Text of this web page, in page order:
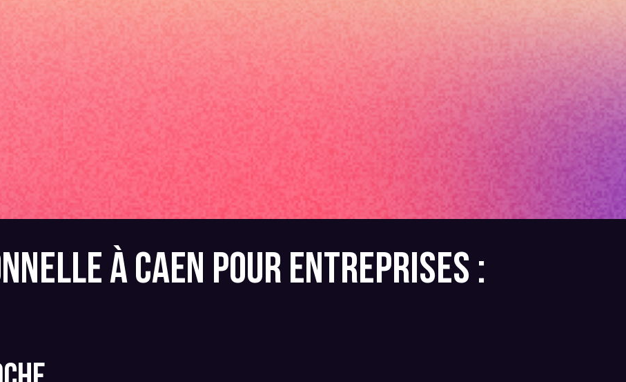
À CAEN POUR ENTREPRISES :